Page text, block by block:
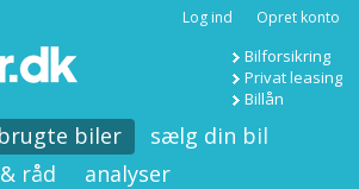
Log ind Opret konto
Bilforsikring
Privat leasing
Billån
brugte biler
sælg din bil
råd analyser